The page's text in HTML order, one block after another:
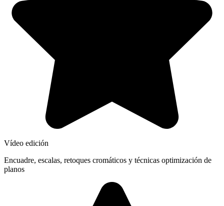
Vídeo edición
Encuadre, escalas, retoques cromáticos y técnicas optimización de
planos